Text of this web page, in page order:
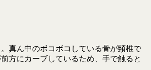
真ん中のボコボコしている骨が頸椎で
方にカーブしているため、手で触ると